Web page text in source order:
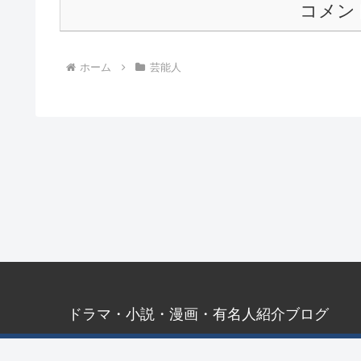
コメン
ホーム 芸能人
ドラマ・小説・漫画・有名人紹介ブログ